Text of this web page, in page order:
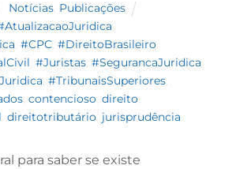
Notícias, Publicações
,#CPC ,#DireitoBrasileiro
,#Juristas ,#SegurancaJuridica
,#TribunaisSuperiores
,contencioso ,direito
,direitotributário jurisprudência
para saber se existe